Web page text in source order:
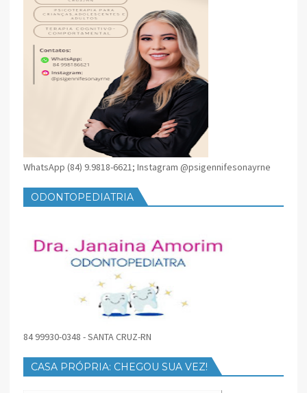
WhatsApp (84) 9.9818-6621; Instagram @psigennifesonayrne
ODONTOPEDIATRIA
84 99930-0348 - SANTA CRUZ-RN
CASA PRÓPRIA: CHEGOU SUA VEZ!